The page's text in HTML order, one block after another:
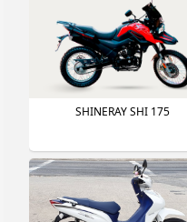
SHINERAY SHI 175